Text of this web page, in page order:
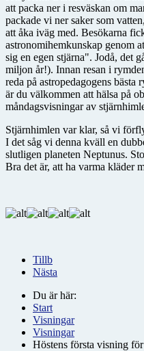
att packa ner i resväskan om
packade vi ner saker som
att åka iväg med. Besökarna
astronomihemkunskap genom
sig en egen stjärna". Jodå, det
miljon år!). Innan resan i
reda på astropedagogens
är du välkommen att hälsa på
måndagsvisningar av
Stjärnhimlen var klar, så vi
I det såg vi denna kväll en
slutligen planeten Neptunus.
Bra det är, att ha varma kläder
Tillb
Nästa
Du är här:
Start
Visningar
Visningar
Höstens första visning